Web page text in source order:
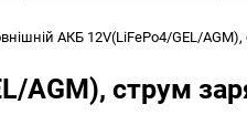
АКБ 12V(LiFePo4/GEL/
AGM), струм